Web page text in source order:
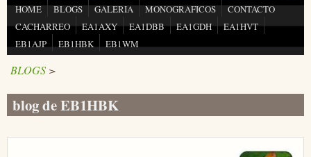
HOME BLOGS GALERIA MONOGRAFICOS
CONTACTO
CACHARREO
EA1AXY EA1DBB EA1GDH
EA1HVT
EB1AJP
EB1HBK EB1WM
BLOGS >
blog de EB1HBK